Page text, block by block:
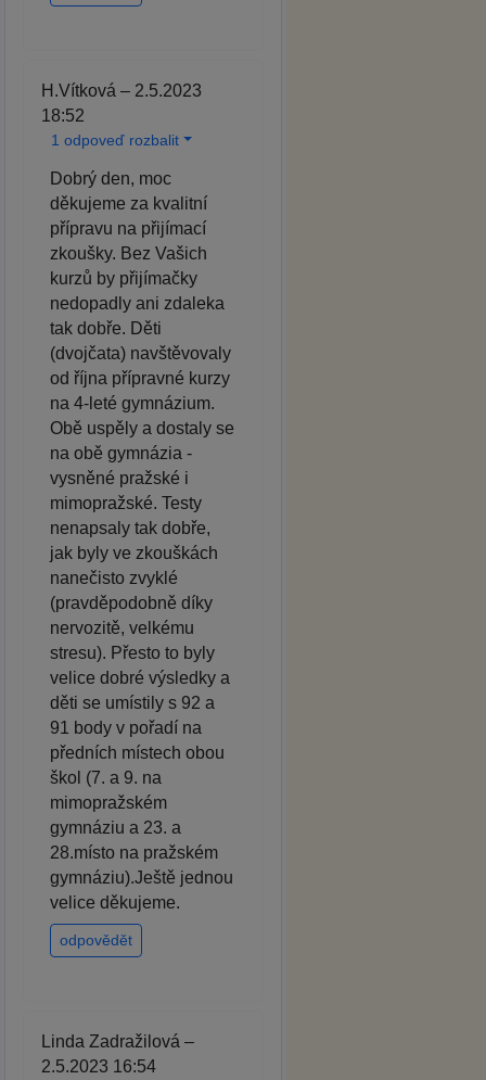
H.Vítková – 2.5.2023
18:52
1 odpoveď rozbalit
Dobrý den, moc
děkujeme za kvalitní
přípravu na přijímací
zkoušky. Bez Vašich
kurzů by přijímačky
nedopadly ani zdaleka
tak dobře. Děti
(dvojčata) navštěvovaly
od října přípravné kurzy
na 4-leté gymnázium.
Obě uspěly a dostaly se
na obě gymnázia -
vysněné pražské i
mimopražské. Testy
nenapsaly tak dobře,
jak byly ve zkouškách
nanečisto zvyklé
(pravděpodobně díky
nervozitě, velkému
stresu). Přesto to byly
velice dobré výsledky a
děti se umístily s 92 a
91 body v pořadí na
předních místech obou
škol (7. a 9. na
mimopražském
gymnáziu a 23. a
28.místo na pražském
gymnáziu).Ještě jednou
velice děkujeme.
odpovědět
Linda Zadražilová –
2.5.2023 16:54